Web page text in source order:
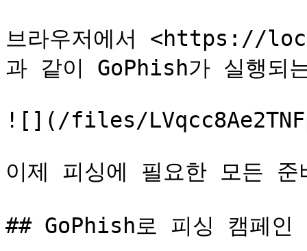
브라우저에서 <https://
과 같이 GoPhish가 실행되
![](/files/
이제 피싱에 필요한 모든 준
## GoPhish로 피싱 캠페인